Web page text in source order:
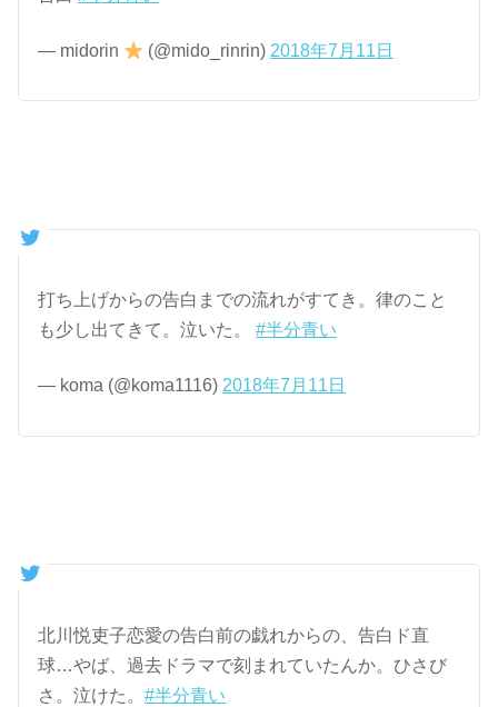
— midorin (@mido_rinrin) 2018年7月11日
打ち上げからの告白までの流れがすてき。律のこと
も少し出てきて。泣いた。#半分青い
— koma (@koma1116)2018年7月11日
北川悦吏子恋愛の告白前の戯れからの、告白ド直
球…やば、過去ドラマで刻まれていたんか。ひさび
さ。泣けた。#半分青い